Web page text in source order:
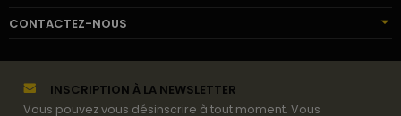
CONTACTEZ-NOUS
INSCRIPTION À LA NEWSLETTER
Vous pouvez vous désinscrire à tout moment. Vous